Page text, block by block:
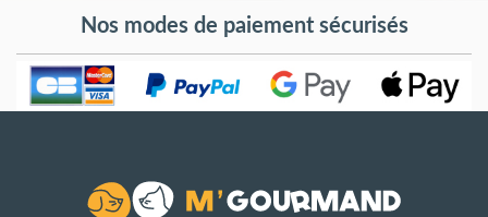
Nos modes de paiement sécurisés